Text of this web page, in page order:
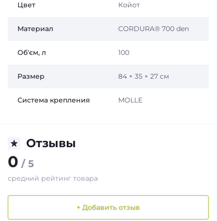
Цвет Койот
Материал CORDURA® 700 den
Об'єм, л 100
Размер 84 × 35 × 27 см
Система крепления MOLLE
Отзывы
0 / 5
средний рейтинг товара
+ Добавить отзыв